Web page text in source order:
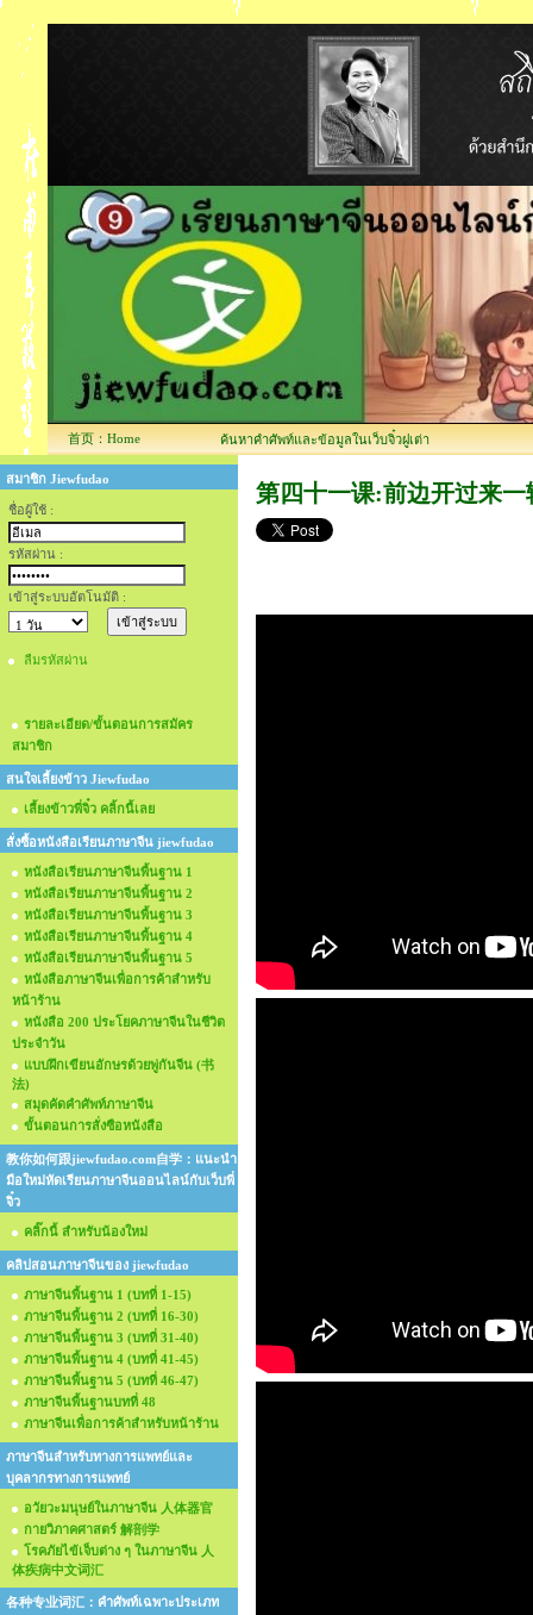
首页：Home ค้นหาคำศัพท์และข้อมูลในเว็บจิ๋วฝูเต่า
สมาชิก Jiewfudao
ชื่อผู้ใช้ :
รหัสผ่าน :
เข้าสู่ระบบอัตโนมัติ :
ลืมรหัสผ่าน
รายละเอียด/ขั้นตอนการสมัคร
สมาชิก
สนใจเลี้ยงข้าว Jiewfudao
เลี้ยงข้าวพี่จิ๋ว คลิ้กนี้เลย
สั่งซื้อหนังสือเรียนภาษาจีน jiewfudao
หนังสือเรียนภาษาจีนพื้นฐาน 1
หนังสือเรียนภาษาจีนพื้นฐาน 2
หนังสือเรียนภาษาจีนพื้นฐาน 3
หนังสือเรียนภาษาจีนพื้นฐาน 4
หนังสือเรียนภาษาจีนพื้นฐาน 5
หนังสือภาษาจีนเพื่อการค้าสำหรับ
หน้าร้าน
หนังสือ 200 ประโยคภาษาจีนในชีวิต
ประจำวัน
แบบฝึกเขียนอักษรด้วยพู่กันจีน (书
法)
สมุดคัดคำศัพท์ภาษาจีน
ขั้นตอนการสั่งซือหนังสือ
教你如何跟jiewfudao.com自学：แนะนำ
มือใหม่หัดเรียนภาษาจีนออนไลน์กับเว็บพี่
จิ๋ว
คลิ๊กนี้ สำหรับน้องใหม่
คลิปสอนภาษาจีนของ jiewfudao
ภาษาจีนพื้นฐาน 1 (บทที่ 1-15)
ภาษาจีนพื้นฐาน 2 (บทที่ 16-30)
ภาษาจีนพื้นฐาน 3 (บทที่ 31-40)
ภาษาจีนพื้นฐาน 4 (บทที่ 41-45)
ภาษาจีนพื้นฐาน 5 (บทที่ 46-47)
ภาษาจีนพื้นฐานบทที่ 48
ภาษาจีนเพื่อการค้าสำหรับหน้าร้าน
ภาษาจีนสำหรับทางการแพทย์และ
บุคลากรทางการแพทย์
อวัยวะมนุษย์ในภาษาจีน 人体器官
กายวิภาคศาสตร์ 解剖学
โรคภัยไข้เจ็บต่าง ๆ ในภาษาจีน 人
体疾病中文词汇
各种专业词汇：คำศัพท์เฉพาะประเภท
第四十一课:前边开过来